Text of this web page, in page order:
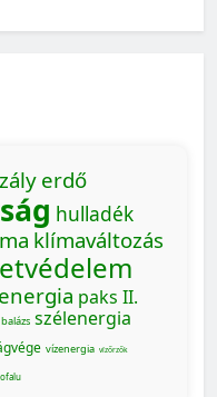
erdő
hulladék
klímaváltozás
paks II.
szélenergia
vízenergia vízőrzők